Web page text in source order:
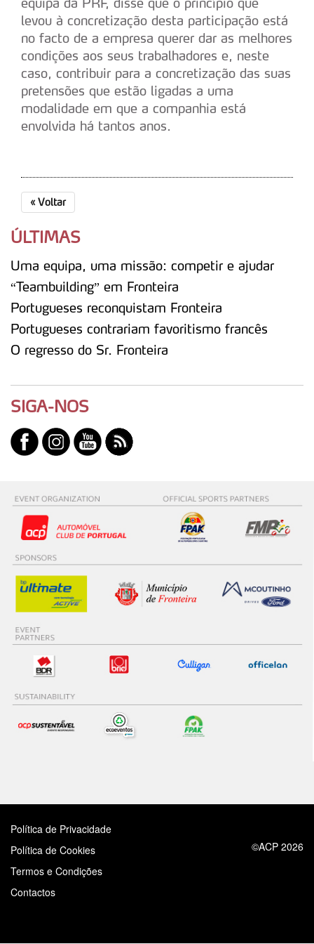
parceiros e organizações na UE e em países terceiros.
O ACP garantirá que as transferências internacionais de
dados pessoais serão realizadas apenas com o seu
consentimento e quando tal se afigure estritamente
necessário no contexto dos serviços a prestar.
Realçamos que o bloqueio de certo tipo de Cookies e
disponibilizados.
Consulte a política de cookies do site.
levou à concretização desta participação está
no facto de a empresa querer dar as melhores
condições aos seus trabalhadores e, neste
caso, contribuir para a concretização das suas
pretensões que estão ligadas a uma
modalidade em que a companhia está
envolvida há tantos anos.
« Voltar
ÚLTIMAS
Uma equipa, uma missão: competir e ajudar
“Teambuilding” em Fronteira
Portugueses reconquistam Fronteira
Portugueses contrariam favoritismo francês
O regresso do Sr. Fronteira
SIGA-NOS
Política de Privacidade
Política de Cookies
Termos e Condições
Contactos
©ACP 2026